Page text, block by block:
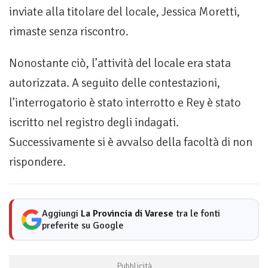
inviate alla titolare del locale, Jessica Moretti,
rimaste senza riscontro.
Nonostante ciò, l’attività del locale era stata
autorizzata. A seguito delle contestazioni,
l’interrogatorio è stato interrotto e Rey è stato
iscritto nel registro degli indagati.
Successivamente si è avvalso della facoltà di non
rispondere.
Aggiungi La Provincia di Varese tra le fonti
preferite su Google